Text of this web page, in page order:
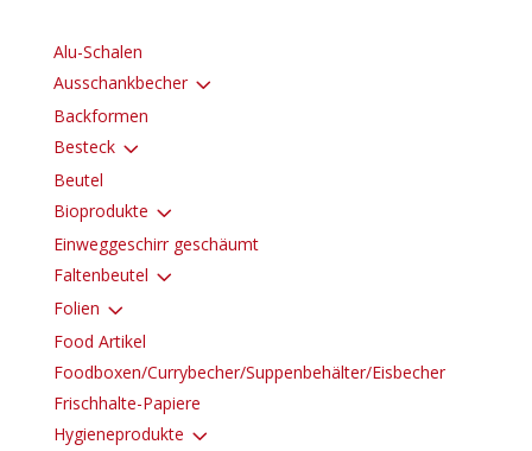
Alu-Schalen
Ausschankbecher3
Backformen
Besteck3
Beutel
Bioprodukte 3
Einweggeschirr geschäumt
Faltenbeutel 3
Folien 3
Food Artikel
Foodboxen/Currybecher/Suppenbehälter/Eisbecher
Frischhalte-Papiere
Hygieneprodukte 3